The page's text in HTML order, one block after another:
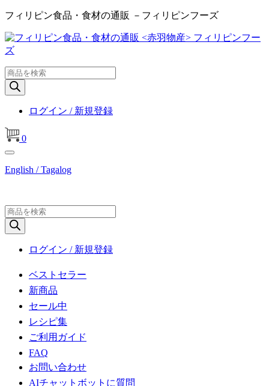
フィリピン食品・食材の通販 －フィリピンフーズ
商
品
検
ログイン / 新規登録
0
English / Tagalog
商
品
検
ログイン / 新規登録
ベストセラー
新商品
セール中
レシピ集
ご利用ガイド
FAQ
お問い合わせ
AIチャットボットに質問